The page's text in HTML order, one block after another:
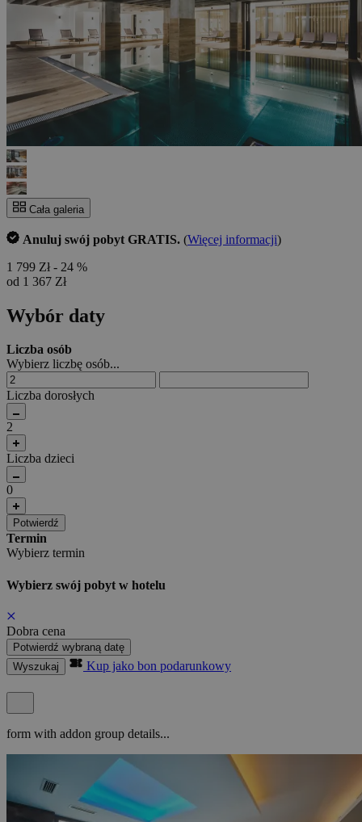
Cała galeria
Anuluj swój pobyt GRATIS. (Więcej informacji)
1 799 Zł- 24 %
od 1 367 Zł
Wybór daty
Liczba osób
Wybierz liczbę osób...
Liczba dorosłych
2
Liczba dzieci
0
Potwierdź
Termin
Wybierz termin
Wybierz swój pobyt w hotelu
Dobra cena
Potwierdź wybraną datę
Wyszukaj
Kup jako bon podarunkowy
form with addon group details...